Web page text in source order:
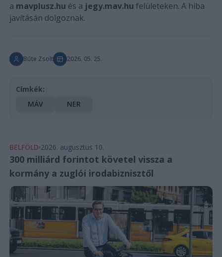
a mavplusz.hu és a jegy.mav.hu felületeken. A hiba
javításán dolgoznak.
Bűte Zsolt 2026. 05. 25.
Címkék:
MÁV
NER
BELFÖLD 2026. augusztus 10.
300 milliárd forintot követel vissza a
kormány a zuglói irodabiznisztől